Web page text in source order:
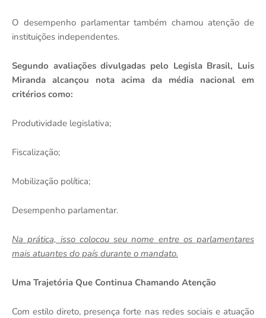
O desempenho parlamentar também chamou atenção de
instituições independentes.
Segundo avaliações divulgadas pelo Legisla Brasil, Luis
Miranda alcançou nota acima da média nacional em
critérios como:
Produtividade legislativa;
Fiscalização;
Mobilização política;
Desempenho parlamentar.
Na prática, isso colocou seu nome entre os parlamentares
mais atuantes do país durante o mandato.
Uma Trajetória Que Continua Chamando Atenção
Com estilo direto, presença forte nas redes sociais e atuação